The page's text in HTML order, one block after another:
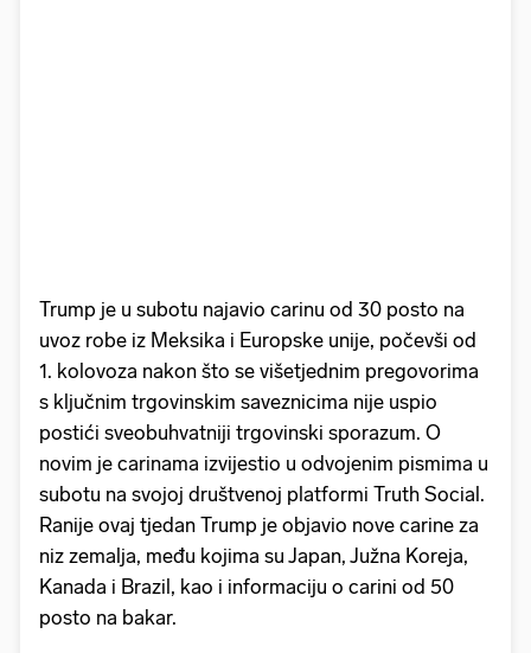
Trump je u subotu najavio carinu od 30 posto na
uvoz robe iz Meksika i Europske unije, počevši od
1. kolovoza nakon što se višetjednim pregovorima
s ključnim trgovinskim saveznicima nije uspio
postići sveobuhvatniji trgovinski sporazum. O
novim je carinama izvijestio u odvojenim pismima u
subotu na svojoj društvenoj platformi Truth Social.
Ranije ovaj tjedan Trump je objavio nove carine za
niz zemalja, među kojima su Japan, Južna Koreja,
Kanada i Brazil, kao i informaciju o carini od 50
posto na bakar.